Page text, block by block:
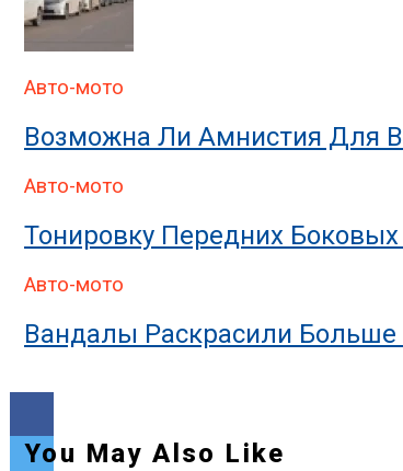
Авто-мото
Возможна Ли Амнистия Для
Авто-мото
Тонировку Передних
Авто-мото
Вандалы Раскрасили Больше
You May Also Like